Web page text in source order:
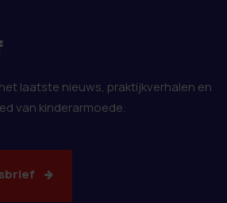
laatste nieuws, praktijkverhalen en
van kinderarmoede.